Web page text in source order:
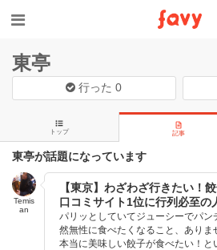
東亭
行った0
トップ 記事
東亭が話題になっています
Temis
an
【東京】わざわざ行きたい！
口コミサイト1位に行列必至の
パリッとしていてジューシーでパ
然無性に食べたくなること、ありま
本当に美味しい餃子が食べたい！と